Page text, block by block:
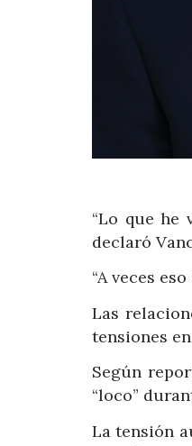
“Lo que he
declaró
“A veces
Las
tensiones
Según
“loco”
La tensión